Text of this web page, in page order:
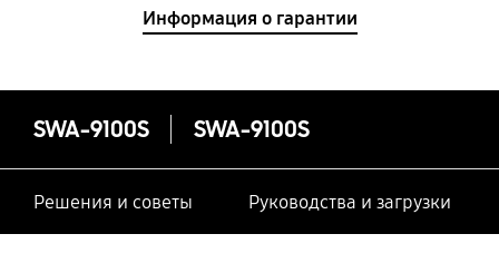
Информация о гарантии
SWA-9100S SWA-9100S
Решения и советы Руководства и загрузки